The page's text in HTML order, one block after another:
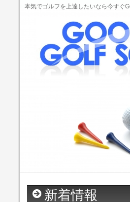
本気でゴルフを上達したいなら今すぐ
新着情報